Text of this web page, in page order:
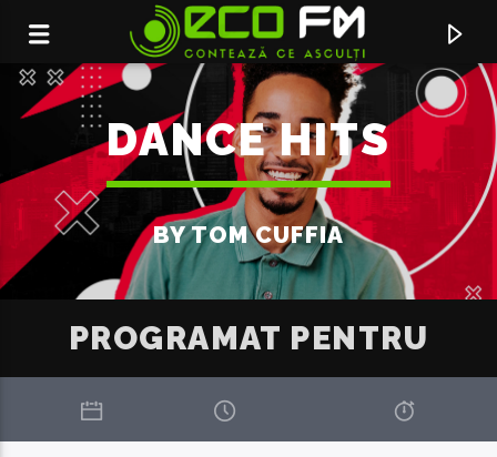
ACUM ÎN DIRECT
DANCE HITS
BY TOM CUFFIA
PROGRAMAT PENTRU